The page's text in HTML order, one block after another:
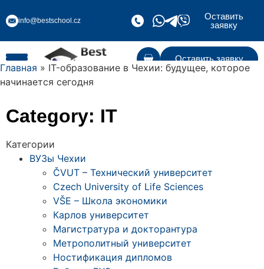
info@bestschool.cz
Оставить
заявку
Оставить заявку
Главная » IT-образование в Чехии: будущее, которое
начинается сегодня
Category: IT
Категории
ВУЗы Чехии
ČVUT – Технический университет
Czech University of Life Sciences
VŠE – Школа экономики
Карлов университет
Магистратура и докторантура
Метрополитный университет
Ностификация дипломов